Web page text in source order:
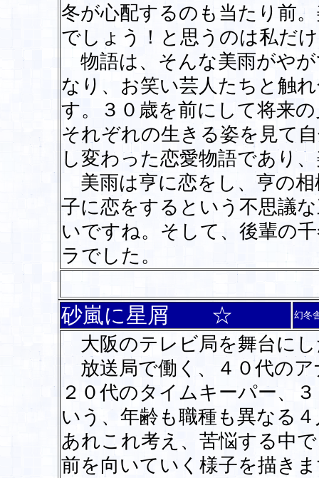
冬が心配するのも当たり前
でしょう！と思うのは私だ
物語は、そんな美雨がや
なり、お笑い芸人たちと触
す。３０歳を前にして将来
それぞれの生きる姿を見て
し変わった恋愛物語であり
美雨は亨に恋をし、亨の
子に恋をするという不思議
いですね。そして、後輩の
ラでした。
砂嵐に星屑 ☆ 幻冬
大阪のテレビ局を舞台に
放送局で働く、４０代の
２０代のタイムキーパー、
いう、年齢も職種も異なる
あれこれ考え、苦悩する中
前を向いていく様子を描き